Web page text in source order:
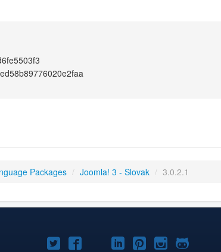
Packages / Joomla! 3 - Slovak / 3.0.2.1
Joomla!Joomla!Joomla!
Joomla!Joomla!
Joomla!Joomla!